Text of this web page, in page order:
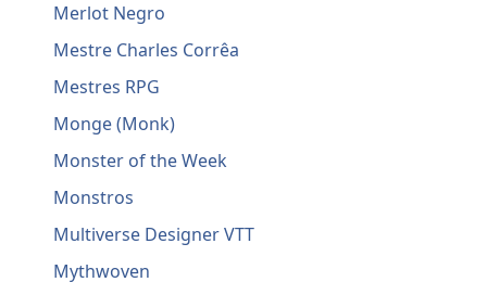
Merlot Negro
Mestre Charles Corrêa
Mestres RPG
Monge (Monk)
Monster of the Week
Monstros
Multiverse Designer VTT
Mythwoven